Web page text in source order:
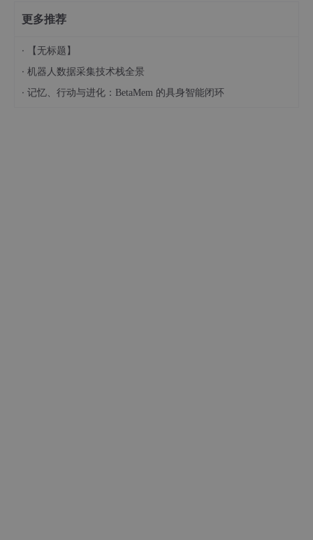
展，为探索“人类在环”的工业智能制造新模式提供了关键技术支
欢迎关注 “欣佰特科技” ，持续为大家带来 “
术及应用！详情可邮件咨询sales@cnbestec.com
更多推荐
· 【无标题】
· 机器人数据采集技术栈全景
· 记忆、行动与进化：BetaMem 的具身智能闭环